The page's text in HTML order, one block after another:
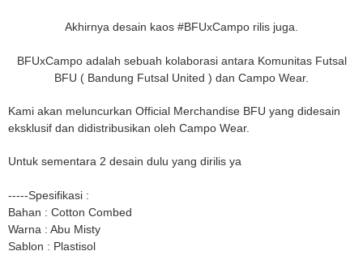
Akhirnya desain kaos #BFUxCampo rilis juga.
BFUxCampo adalah sebuah kolaborasi antara Komunitas Futsal
BFU ( Bandung Futsal United ) dan Campo Wear.
Kami akan meluncurkan Official Merchandise BFU yang didesain
eksklusif dan didistribusikan oleh Campo Wear.
Untuk sementara 2 desain dulu yang dirilis ya
-----Spesifikasi :
Bahan : Cotton Combed
Warna : Abu Misty
Sablon : Plastisol